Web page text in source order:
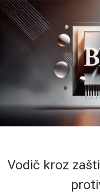
Vodič kroz